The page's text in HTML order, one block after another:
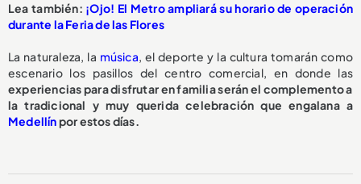
Lea también: ¡Ojo! El Metro ampliará su horario de operación
durante la Feria de las Flores
La naturaleza, la música, el deporte y la cultura tomarán como
escenario los pasillos del centro comercial, en donde las
experiencias para disfrutar en familia serán el complemento a
la tradicional y muy querida celebración que engalana a
Medellínpor estos días.